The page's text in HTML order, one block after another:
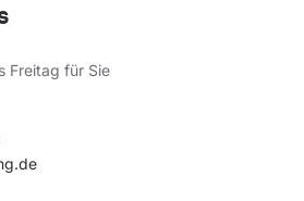
Freitag für Sie